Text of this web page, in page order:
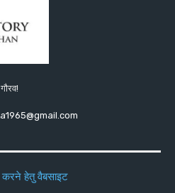
हेतु वैबसाइट